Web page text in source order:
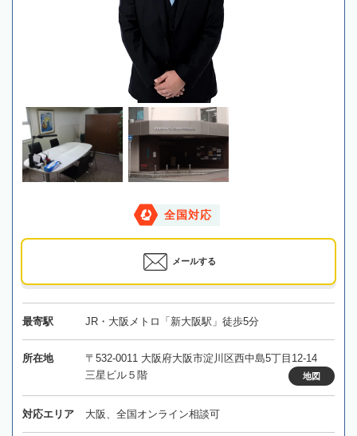
全国対応
メールする
最寄駅 JR・大阪メトロ「新大阪駅」徒歩5分
所在地
〒532-0011 大阪府大阪市淀川区西中島5丁目12-14
三星ビル５階
地図
対応エリア 大阪、全国オンライン相談可